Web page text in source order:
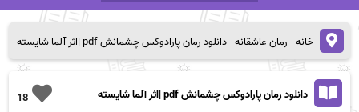
خانه-رمان عاشقانه-دانلود رمان پارادوکس چشمانش pdf |اثر آلما شایسته
18 دانلود رمان پارادوکس چشمانش pdf |اثر آلما شایسته